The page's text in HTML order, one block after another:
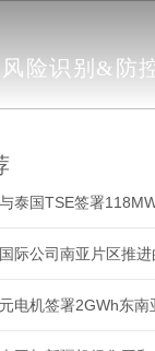
风险识别&防
电机签署2GWh东南